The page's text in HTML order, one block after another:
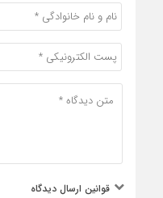
قوانین ارسال دیدگاه